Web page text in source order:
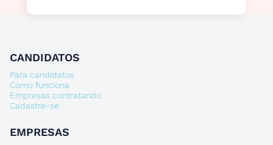
CANDIDATOS
Para candidatos
Como funciona
Empresas contratando
Cadastre-se
EMPRESAS